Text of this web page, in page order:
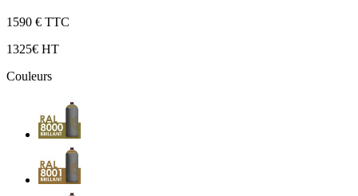
1590 € TTC
1325€ HT
Couleurs